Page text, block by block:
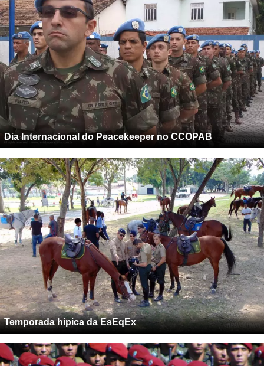
Dia Internacional do Peacekeeper no CCOPAB
Temporada hípica da EsEqEx